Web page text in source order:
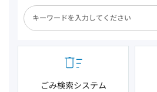
ごみ検索システム